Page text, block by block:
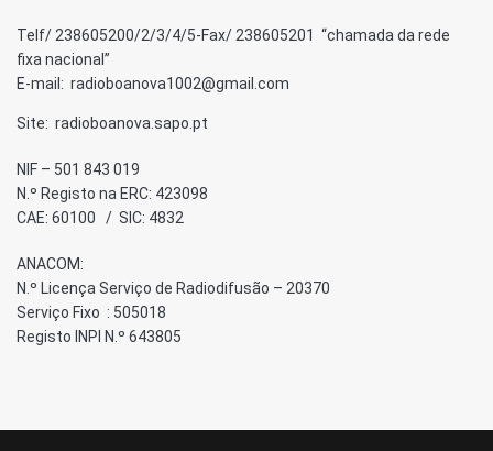
Telf/ 238605200/2/3/4/5-Fax/ 238605201 “chamada da rede
fixa nacional”
E-mail: radioboanova1002@gmail.com
Site: radioboanova.sapo.pt
NIF – 501 843 019
N.º Registo na ERC: 423098
CAE: 60100 / SIC: 4832
ANACOM:
N.º Licença Serviço de Radiodifusão – 20370
Serviço Fixo : 505018
Registo INPI N.º 643805